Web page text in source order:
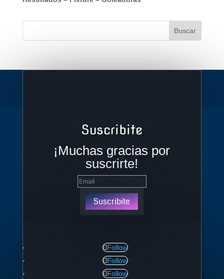
Suscribite
¡Muchas gracias por
suscrirte!
Suscribite
Follow
Follow
Follow